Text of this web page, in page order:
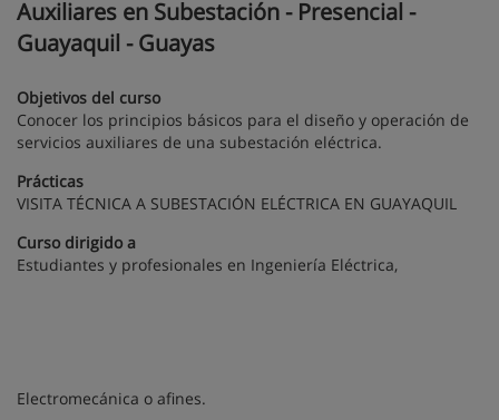
Auxiliares en Subestación - Presencial -
Guayaquil - Guayas
Objetivos del curso
Conocer los principios básicos para el diseño y operación de
servicios auxiliares de una subestación eléctrica.
Prácticas
VISITA TÉCNICA A SUBESTACIÓN ELÉCTRICA EN GUAYAQUIL
Curso dirigido a
Estudiantes y profesionales en Ingeniería Eléctrica,
Electromecánica o afines.